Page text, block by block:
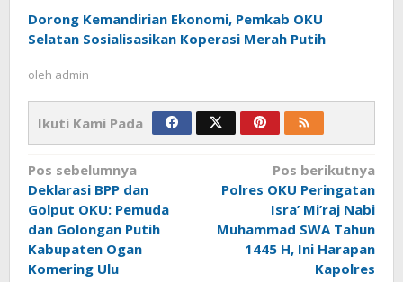
Dorong Kemandirian Ekonomi, Pemkab OKU
Selatan Sosialisasikan Koperasi Merah Putih
oleh admin
Ikuti Kami Pada
Navigasi
pos
Pos sebelumnya
Deklarasi BPP dan
Golput OKU: Pemuda
dan Golongan Putih
Kabupaten Ogan
Komering Ulu
Pos berikutnya
Polres OKU Peringatan
Isra’ Mi’raj Nabi
Muhammad SWA Tahun
1445 H, Ini Harapan
Kapolres